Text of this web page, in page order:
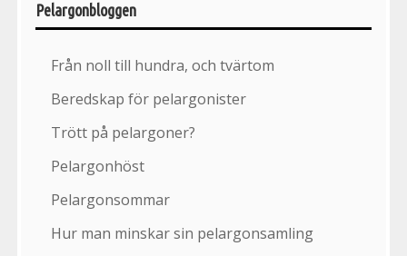
Pelargonbloggen
Från noll till hundra, och tvärtom
Beredskap för pelargonister
Trött på pelargoner?
Pelargonhöst
Pelargonsommar
Hur man minskar sin pelargonsamling